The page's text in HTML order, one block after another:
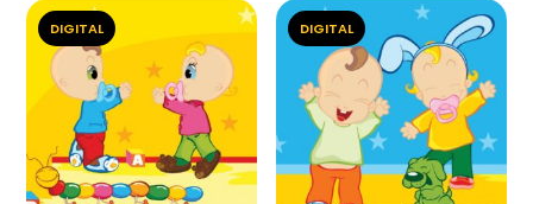
DIGITAL DIGITAL